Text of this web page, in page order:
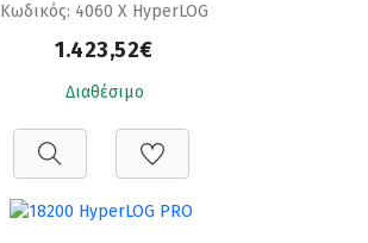
Κωδικός: 4060 X HyperLOG
1.423,52€
Διαθέσιμο